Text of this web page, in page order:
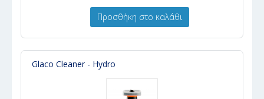
Προσθήκη στο καλάθι
Glaco Cleaner - Hydro